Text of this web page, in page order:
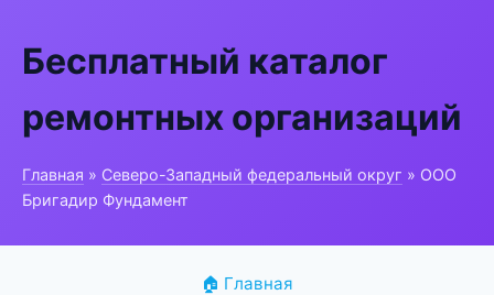
Бесплатный каталог
ремонтных организаций
Главная » Северо-Западный федеральный округ » ООО
Бригадир Фундамент
🏠 Главная